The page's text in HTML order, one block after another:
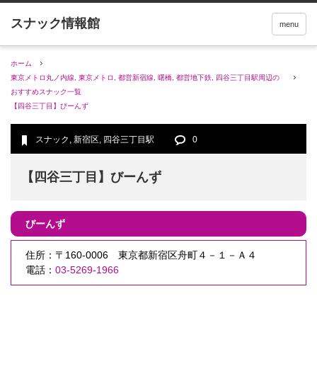
menu
ホーム
東京メトロ丸ノ内線
東京メトロ 都営新宿線 曙橋 都営地下鉄
四谷三丁目駅周辺の
おすすめスナック一覧
【四谷三丁目】びーんず
スナック , 新宿区, 四谷三丁目駅 0
【四谷三丁目】びーんず
びーんず
住所：〒160-0006 東京都新宿区舟町４－１－Ａ４
電話： 03-5269-1966